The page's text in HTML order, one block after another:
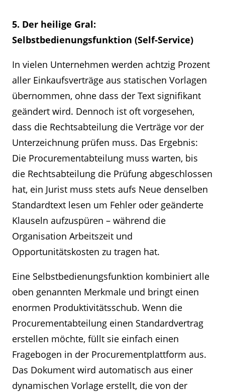
5. Der heilige Gral:
Selbstbedienungsfunktion (Self-Service)
In vielen Unternehmen werden achtzig Prozent
aller Einkaufsverträge aus statischen Vorlagen
übernommen, ohne dass der Text signifikant
geändert wird. Dennoch ist oft vorgesehen,
dass die Rechtsabteilung die Verträge vor der
Unterzeichnung prüfen muss. Das Ergebnis:
Die Procurementabteilung muss warten, bis
die Rechtsabteilung die Prüfung abgeschlossen
hat, ein Jurist muss stets aufs Neue denselben
Standardtext lesen um Fehler oder geänderte
Klauseln aufzuspüren – während die
Organisation Arbeitszeit und
Opportunitätskosten zu tragen hat.
Eine Selbstbedienungsfunktion kombiniert alle
oben genannten Merkmale und bringt einen
enormen Produktivitätsschub. Wenn die
Procurementabteilung einen Standardvertrag
erstellen möchte, füllt sie einfach einen
Fragebogen in der Procurementplattform aus.
Das Dokument wird automatisch aus einer
dynamischen Vorlage erstellt, die von der